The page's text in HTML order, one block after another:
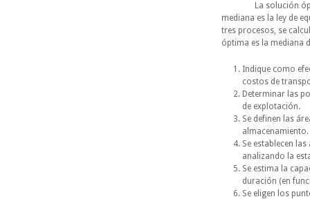
La solución óptima,
mediana es la ley de
tres procesos, se
óptima es la mediana
Indique como
costos de
Determinar las
de explotación.
Se definen las
almacenamiento.
Se establecen
analizando la
Se estima la
duración (en
Se eligen los